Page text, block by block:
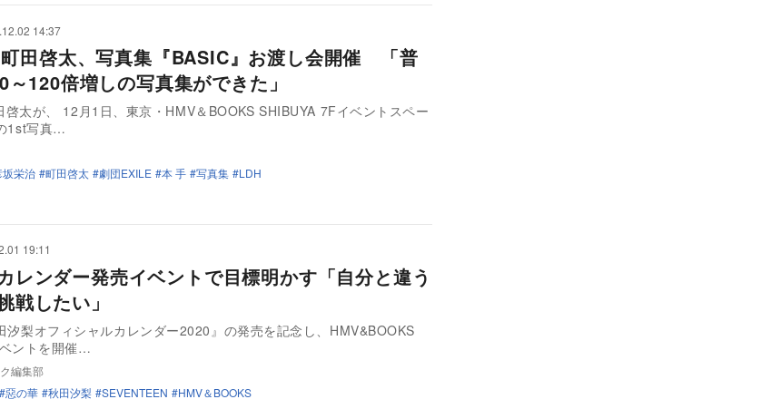
14:37
田啓太、写真集『BASIC』お渡し会開催 「普
120倍増しの写真集ができた」
啓太が、 12月1日、東京・HMV＆BOOKS SHIBUYA 7Fイベントスペー
1st写真…
坂栄治 町田啓太 劇団EXILE 本 手 写真集 LDH
19:11
レンダー発売イベントで目標明かす「自分と違う
戦したい」
汐梨オフィシャルカレンダー2020』の発売を記念し、HMV&BOOKS
ントを開催…
編集部
惡の華 秋田汐梨 SEVENTEEN HMV＆BOOKS